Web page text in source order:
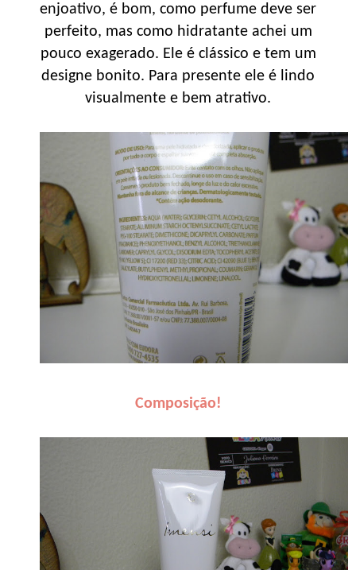
enjoativo, é bom, como perfume deve ser
perfeito, mas como hidratante achei um
pouco exagerado. Ele é clássico e tem um
designe bonito. Para presente ele é lindo
visualmente e bem atrativo.
Composição!